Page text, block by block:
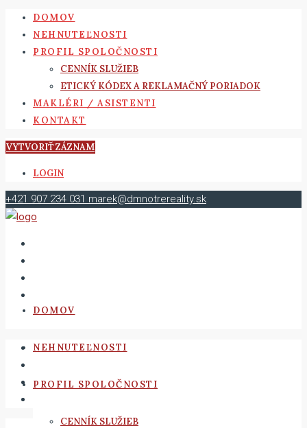
DOMOV
NEHNUTEĽNOSTI
PROFIL SPOLOČNOSTI
CENNÍK SLUŽIEB
ETICKÝ KÓDEX A REKLAMAČNÝ PORIADOK
MAKLÉRI / ASISTENTI
KONTAKT
VYTVORIŤ ZÁZNAM
LOGIN
+421 907 234 031 marek@dmnotrereality.sk
DOMOV
NEHNUTEĽNOSTI
PROFIL SPOLOČNOSTI
CENNÍK SLUŽIEB